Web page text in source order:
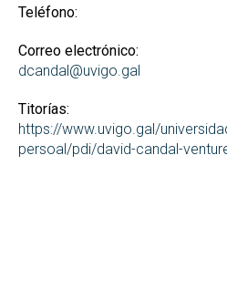
Teléfono:
Correo electrónico:
dcandal@uvigo.gal
Titorías:
https://www.uvigo.gal/
persoal/pdi/david-candal-